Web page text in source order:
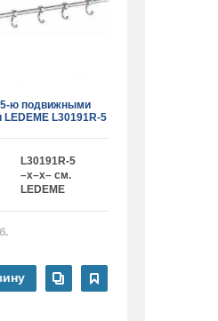
5-ю подвижными
L30191R-5
L30191R-5
–x–x– см.
LEDEME